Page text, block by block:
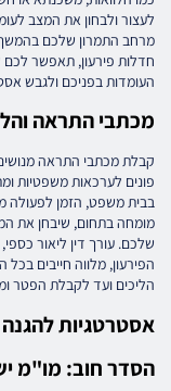
לעצור ולבחון את המצב
מרחב התמרון שלכם בהמשך.
חדלות פירעון, תאפשר
העומדות בפניכם ולגבש
מכתבי התראה
קבלת מכתבי התראה
פונים לערכאות משפטיות
בבית משפט, הזמן לפעולה
מומחה בתחום, שיבחן את
הפירעון, מלווה חייבים
הליכים ועד לקבלת הפטר
אסטרטגיות
הסדר חוב: מו"מ